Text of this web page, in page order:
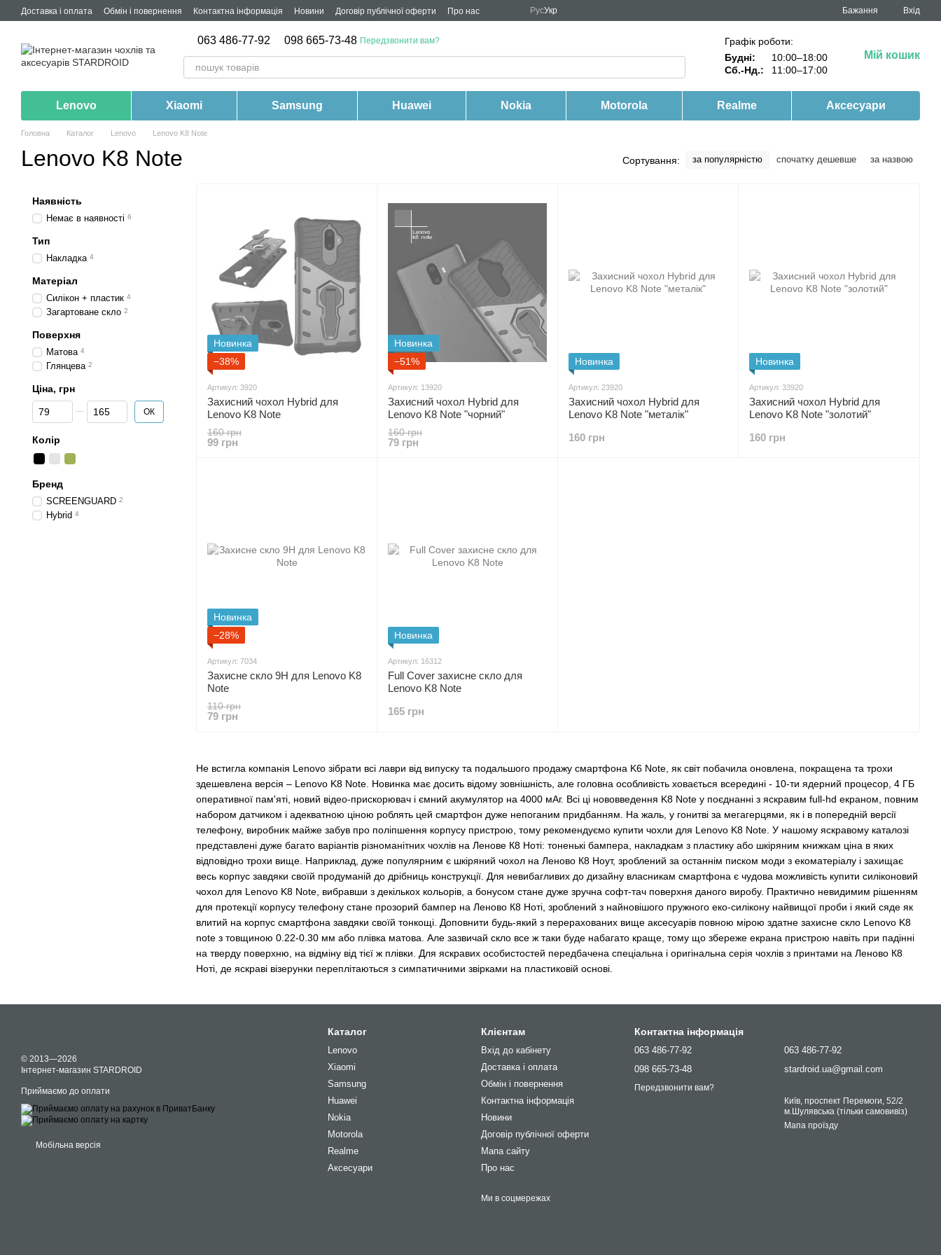
Перейти до основного контенту
Доставка і оплата Обмін і повернення Контактна інформація Новини Договір публічної оферти Про нас РусУкр Бажання Вхід
063 486-77-92 098 665-73-48 Передзвонити вам?
Графік роботи:
Будні:
10:00–18:00
Сб.-Нд.:
11:00–17:00
Мій кошик
Lenovo Xiaomi Samsung Huawei Nokia Motorola Realme Аксесуари
Головна Каталог Lenovo Lenovo K8 Note
Lenovo K8 Note Сортування: за популярністю спочатку дешевше за назвою
Не встигла компанія Lenovo зібрати всі лаври від випуску та подальшого продажу смартфона K6 Note, як світ побачила оновлена, покращена та трохи
здешевлена версія – Lenovo K8 Note. Новинка має досить відому зовнішність, але головна особливість ховається всередині - 10-ти ядерний процесор, 4 ГБ
оперативної пам'яті, новий відео-прискорювач і ємний акумулятор на 4000 мАг. Всі ці нововведення K8 Note у поєднанні з яскравим full-hd екраном, повним
набором датчиком і адекватною ціною роблять цей смартфон дуже непоганим придбанням. На жаль, у гонитві за мегагерцями, як і в попередній версії
телефону, виробник майже забув про поліпшення корпусу пристрою, тому рекомендуємо купити чохли для Lenovo K8 Note. У нашому яскравому каталозі
представлені дуже багато варіантів різноманітних чохлів на Ленове К8 Ноті: тоненькі бампера, накладкам з пластику або шкіряним книжкам ціна в яких
відповідно трохи вище. Наприклад, дуже популярним є шкіряний чохол на Леново К8 Ноут, зроблений за останнім писком моди з екоматеріалу і захищає
весь корпус завдяки своїй продуманій до дрібниць конструкції. Для невибагливих до дизайну власникам смартфона є чудова можливість купити силіконовий
чохол для Lenovo K8 Note, вибравши з декількох кольорів, а бонусом стане дуже зручна софт-тач поверхня даного виробу. Практично невидимим рішенням
для протекції корпусу телефону стане прозорий бампер на Леново К8 Ноті, зроблений з найновішого пружного еко-силікону найвищої проби і який сяде як
влитий на корпус смартфона завдяки своїй тонкощі. Доповнити будь-який з перерахованих вище аксесуарів повною мірою здатне захисне скло Lenovo K8
note з товщиною 0.22-0.30 мм або плівка матова. Але зазвичай скло все ж таки буде набагато краще, тому що збереже екрана пристрою навіть при падінні
на тверду поверхню, на відміну від тієї ж плівки. Для яскравих особистостей передбачена спеціальна і оригінальна серія чохлів з принтами на Леново К8
Ноті, де яскраві візерунки переплітаються з симпатичними звірками на пластиковій основі.
Новинка
−38%
Артикул: 3920
Захисний чохол Hybrid для
Lenovo K8 Note
160 грн
99 грн
Новинка
−51%
Артикул: 13920
Захисний чохол Hybrid для
Lenovo K8 Note "чорний"
160 грн
79 грн
Новинка
Артикул: 23920
Захисний чохол Hybrid для
Lenovo K8 Note "металік"
160 грн
Новинка
Артикул: 33920
Захисний чохол Hybrid для
Lenovo K8 Note "золотий"
160 грн
Новинка
−28%
Артикул: 7034
Захисне скло 9H для Lenovo K8
Note
110 грн
79 грн
Новинка
Артикул: 16312
Full Cover захисне скло для
Lenovo K8 Note
165 грн
Наявність
Немає в наявності 6
Тип
Накладка 4
Матеріал
Силікон + пластик 4
Загартоване скло 2
Поверхня
Матова 4
Глянцева 2
Ціна, грн
Від Ціна, грн
До Ціна, грн ОК
Колір
Бренд
SCREENGUARD 2
Hybrid 4
© 2013—2026
Інтернет-магазин STARDROID
Приймаємо до оплати
Мобільна версія
Каталог
Lenovo
Xiaomi
Samsung
Huawei
Nokia
Motorola
Realme
Аксесуари
Клієнтам
Вхід до кабінету
Доставка і оплата
Обмін і повернення
Контактна інформація
Новини
Договір публічної оферти
Мапа сайту
Про нас
Ми в соцмережах
Контактна інформація
063 486-77-92
098 665-73-48
Передзвонити вам?
063 486-77-92
stardroid.ua@gmail.com
Київ, проспект Перемоги, 52/2
м.Шулявська (тільки самовивіз)
Мапа проїзду